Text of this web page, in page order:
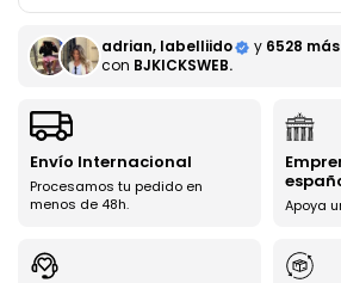
adrian, labelliido y 6528 más
con BJKICKSWEB.
Envío Internacional
Procesamos tu pedido en
menos de 48h.
Apoya